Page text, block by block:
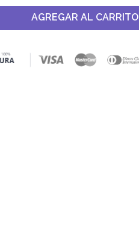
AGREGAR AL CARRITO